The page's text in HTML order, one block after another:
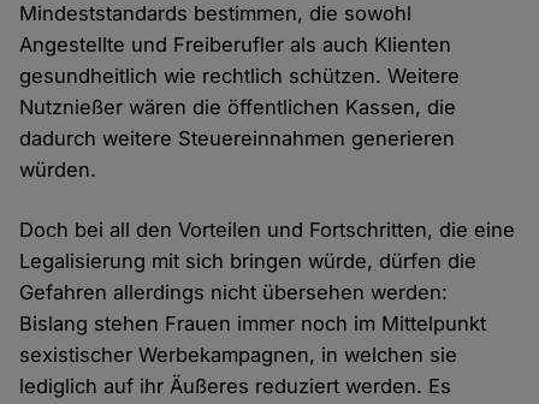
Mindeststandards bestimmen, die sowohl
Angestellte und Freiberufler als auch Klienten
gesundheitlich wie rechtlich schützen. Weitere
Nutznießer wären die öffentlichen Kassen, die
dadurch weitere Steuereinnahmen generieren
würden.
Doch bei all den Vorteilen und Fortschritten, die eine
Legalisierung mit sich bringen würde, dürfen die
Gefahren allerdings nicht übersehen werden:
Bislang stehen Frauen immer noch im Mittelpunkt
sexistischer Werbekampagnen, in welchen sie
lediglich auf ihr Äußeres reduziert werden. Es